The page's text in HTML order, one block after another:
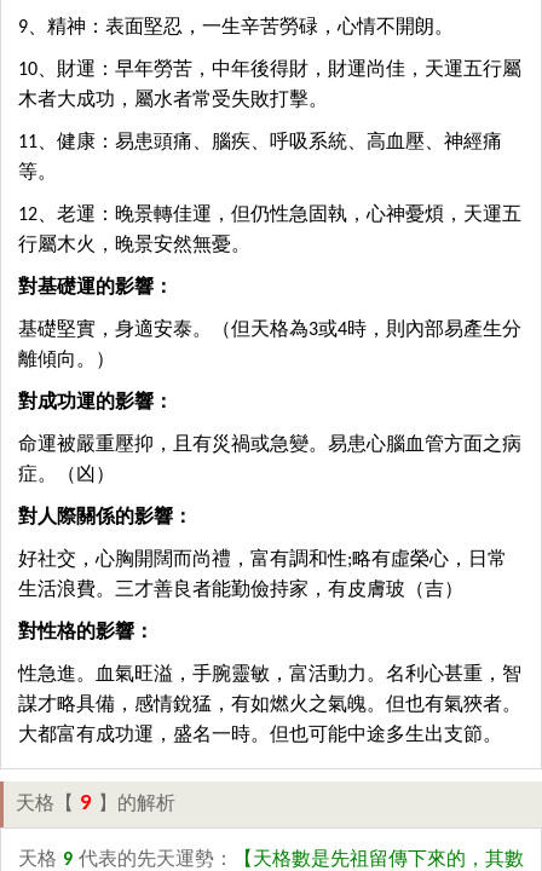
9、精神：表面堅忍，一生辛苦勞碌，心情不開朗。
10、財運：早年勞苦，中年後得財，財運尚佳，天運五行屬
木者大成功，屬水者常受失敗打擊。
11、健康：易患頭痛、腦疾、呼吸系統、高血壓、神經痛
等。
12、老運：晚景轉佳運，但仍性急固執，心神憂煩，天運五
行屬木火，晚景安然無憂。
對基礎運的影響：
基礎堅實，身適安泰。（但天格為3或4時，則內部易產生分
離傾向。）
對成功運的影響：
命運被嚴重壓抑，且有災禍或急變。易患心腦血管方面之病
症。（凶）
對人際關係的影響：
好社交，心胸開闊而尚禮，富有調和性;略有虛榮心，日常
生活浪費。三才善良者能勤儉持家，有皮膚玻（吉）
對性格的影響：
性急進。血氣旺溢，手腕靈敏，富活動力。名利心甚重，智
謀才略具備，感情銳猛，有如燃火之氣魄。但也有氣狹者。
大都富有成功運，盛名一時。但也可能中途多生出支節。
天格【 9 】的解析
天格 9 代表的先天運勢： 【天格數是先祖留傳下來的，其數